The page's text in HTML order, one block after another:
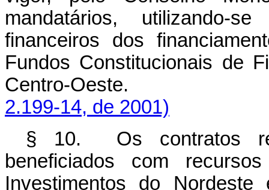
mandatários, utilizando-
financeiros dos
Fundos Constitucionais de
Centro-
2.199-14, de 2001)
§ 10. Os contratos
beneficiados com
Investimentos do